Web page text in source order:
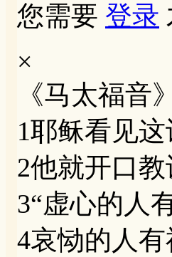
您需要 登录
×
《马太福音
1耶稣看见
2他就开口
3“虚心的人
4哀恸的人